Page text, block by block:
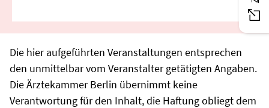
Die hier aufgeführten Veranstaltungen entsprechen
den unmittelbar vom Veranstalter getätigten Angaben.
Die Ärztekammer Berlin übernimmt keine
Verantwortung für den Inhalt, die Haftung obliegt dem